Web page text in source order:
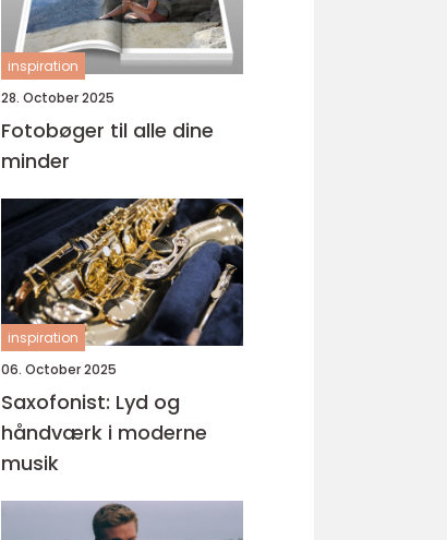
inspiration
28. October 2025
Fotobøger til alle dine
minder
inspiration
06. October 2025
Saxofonist: Lyd og
håndværk i moderne
musik